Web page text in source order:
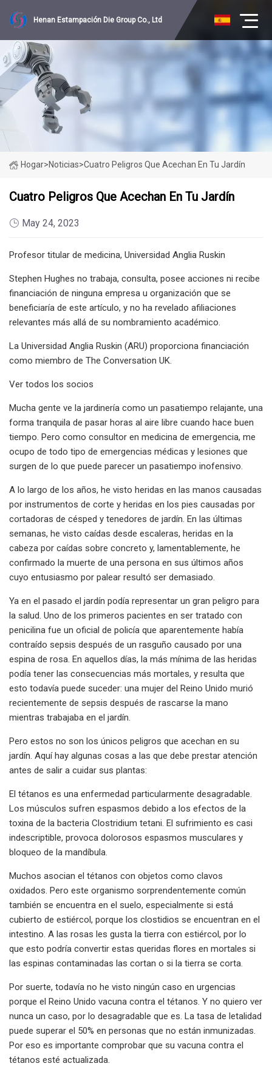
Henan Estampación Die Group Co., Ltd
Hogar>Noticias>Cuatro Peligros Que Acechan En Tu Jardín
Cuatro Peligros Que Acechan En Tu Jardín
May 24, 2023
Profesor titular de medicina, Universidad Anglia Ruskin
Stephen Hughes no trabaja, consulta, posee acciones ni recibe
financiación de ninguna empresa u organización que se
beneficiaría de este artículo, y no ha revelado afiliaciones
relevantes más allá de su nombramiento académico.
La Universidad Anglia Ruskin (ARU) proporciona financiación
como miembro de The Conversation UK.
Ver todos los socios
Mucha gente ve la jardinería como un pasatiempo relajante, una
forma tranquila de pasar horas al aire libre cuando hace buen
tiempo. Pero como consultor en medicina de emergencia, me
ocupo de todo tipo de emergencias médicas y lesiones que
surgen de lo que puede parecer un pasatiempo inofensivo.
A lo largo de los años, he visto heridas en las manos causadas
por instrumentos de corte y heridas en los pies causadas por
cortadoras de césped y tenedores de jardín. En las últimas
semanas, he visto caídas desde escaleras, heridas en la
cabeza por caídas sobre concreto y, lamentablemente, he
confirmado la muerte de una persona en sus últimos años
cuyo entusiasmo por palear resultó ser demasiado.
Ya en el pasado el jardín podía representar un gran peligro para
la salud. Uno de los primeros pacientes en ser tratado con
penicilina fue un oficial de policía que aparentemente había
contraído sepsis después de un rasguño causado por una
espina de rosa. En aquellos días, la más mínima de las heridas
podía tener las consecuencias más mortales, y resulta que
esto todavía puede suceder: una mujer del Reino Unido murió
recientemente de sepsis después de rascarse la mano
mientras trabajaba en el jardín.
Pero estos no son los únicos peligros que acechan en su
jardín. Aquí hay algunas cosas a las que debe prestar atención
antes de salir a cuidar sus plantas:
El tétanos es una enfermedad particularmente desagradable.
Los músculos sufren espasmos debido a los efectos de la
toxina de la bacteria Clostridium tetani. El sufrimiento es casi
indescriptible, provoca dolorosos espasmos musculares y
bloqueo de la mandíbula.
Muchos asocian el tétanos con objetos como clavos
oxidados. Pero este organismo sorprendentemente común
también se encuentra en el suelo, especialmente si está
cubierto de estiércol, porque los clostidios se encuentran en el
intestino. A las rosas les gusta la tierra con estiércol, por lo
que esto podría convertir estas queridas flores en mortales si
las espinas contaminadas las cortan o si la tierra se corta.
Por suerte, todavía no he visto ningún caso en urgencias
porque el Reino Unido vacuna contra el tétanos. Y no quiero ver
nunca un caso, por lo desagradable que es. La tasa de letalidad
puede superar el 50% en personas que no están inmunizadas.
Por eso es importante comprobar que su vacuna contra el
tétanos esté actualizada.